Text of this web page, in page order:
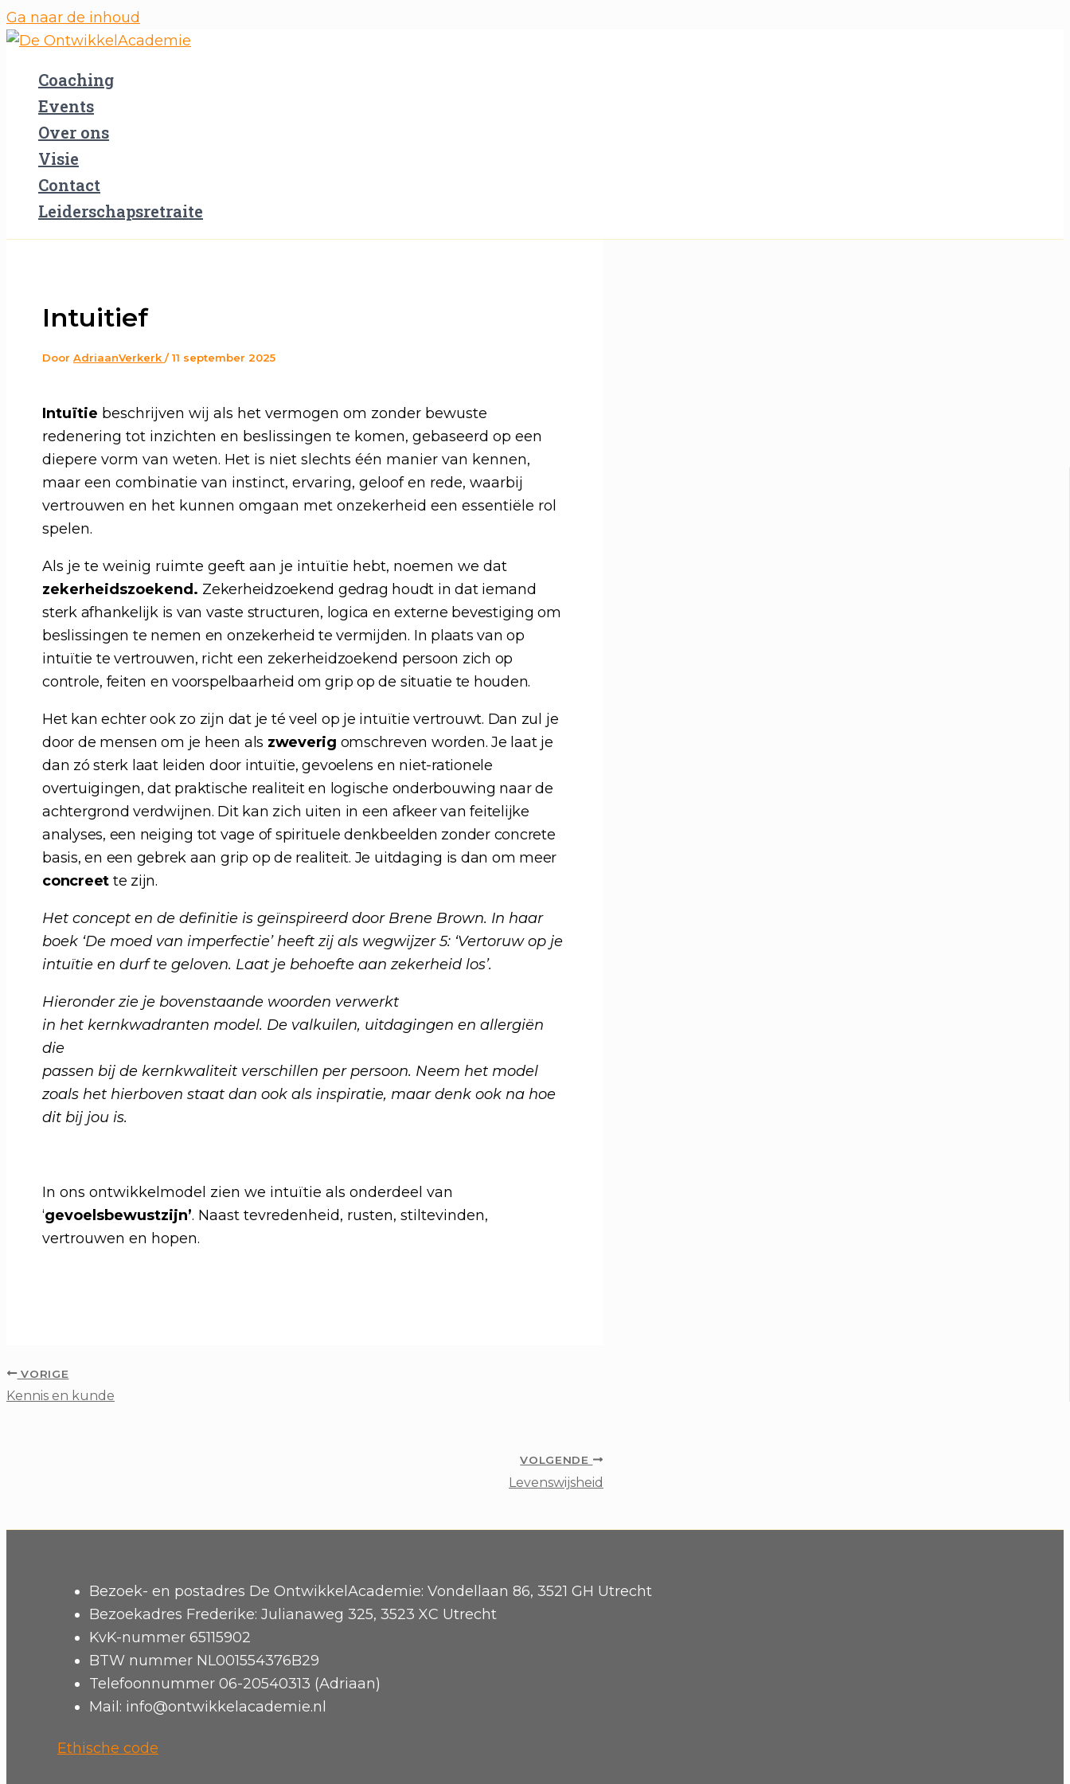
Ga naar de inhoud
Coaching
Events
Over ons
Visie
Contact
Leiderschapsretraite
Intuitief
Door AdriaanVerkerk /11 september 2025
Intuïtie beschrijven wij als het vermogen om zonder bewuste
redenering tot inzichten en beslissingen te komen, gebaseerd op een
diepere vorm van weten. Het is niet slechts één manier van kennen,
maar een combinatie van instinct, ervaring, geloof en rede, waarbij
vertrouwen en het kunnen omgaan met onzekerheid een essentiële rol
spelen.
Als je te weinig ruimte geeft aan je intuïtie hebt, noemen we dat
zekerheidszoekend. Zekerheidzoekend gedrag houdt in dat iemand
sterk afhankelijk is van vaste structuren, logica en externe bevestiging om
beslissingen te nemen en onzekerheid te vermijden. In plaats van op
intuïtie te vertrouwen, richt een zekerheidzoekend persoon zich op
controle, feiten en voorspelbaarheid om grip op de situatie te houden.
Het kan echter ook zo zijn dat je té veel op je intuïtie vertrouwt. Dan zul je
door de mensen om je heen als zweverig omschreven worden.Je laat je
dan zó sterk laat leiden door intuïtie, gevoelens en niet-rationele
overtuigingen, dat praktische realiteit en logische onderbouwing naar de
achtergrond verdwijnen. Dit kan zich uiten in een afkeer van feitelijke
analyses, een neiging tot vage of spirituele denkbeelden zonder concrete
basis, en een gebrek aan grip op de realiteit. Je uitdaging is dan om meer
concreet te zijn.
Het concept en de definitie is geïnspireerd door Brene Brown. In haar
boek ‘De moed van imperfectie’ heeft zij als wegwijzer 5: ‘Vertoruw op je
intuïtie en durf te geloven. Laat je behoefte aan zekerheid los’.
Hieronder zie je bovenstaande woorden verwerkt
in het kernkwadranten model. De valkuilen, uitdagingen en allergiën
die
passen bij de kernkwaliteit verschillen per persoon. Neem het model
zoals het hierboven staat dan ook als inspiratie, maar denk ook na hoe
dit bij jou is.
In ons ontwikkelmodel zien we intuïtie als onderdeel van
‘gevoelsbewustzijn’. Naast tevredenheid, rusten, stiltevinden,
vertrouwen en hopen.
VORIGE
Kennis en kunde
VOLGENDE
Levenswijsheid
Bezoek- en postadres De OntwikkelAcademie: Vondellaan 86, 3521 GH Utrecht
Bezoekadres Frederike: Julianaweg 325, 3523 XC Utrecht
KvK-nummer 65115902
BTW nummer NL001554376B29
Telefoonnummer 06-20540313 (Adriaan)
Mail: info@ontwikkelacademie.nl
Ethische code